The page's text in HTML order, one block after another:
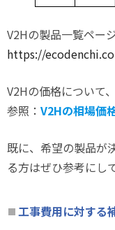
V2Hの製品一覧ペー
https://
V2Hの価格について
参照： V2Hの相場価
既に、希望の製品が
る方はぜひ参考にし
工事費用に対する